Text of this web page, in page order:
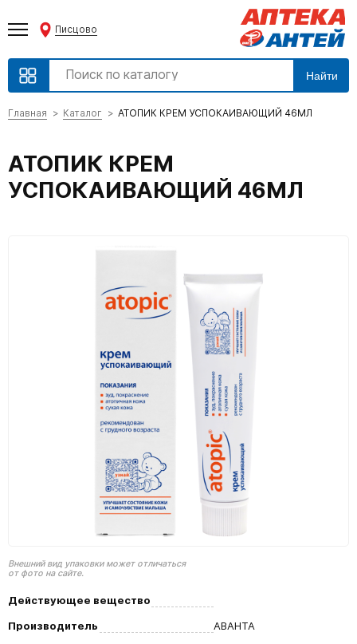
Писцово
Найти
Главная Каталог АТОПИК КРЕМ УСПОКАИВАЮЩИЙ 46МЛ
АТОПИК КРЕМ
УСПОКАИВАЮЩИЙ 46МЛ
Внешний вид упаковки может отличаться
от фото на сайте.
Действующее вещество
Производитель
АВАНТА